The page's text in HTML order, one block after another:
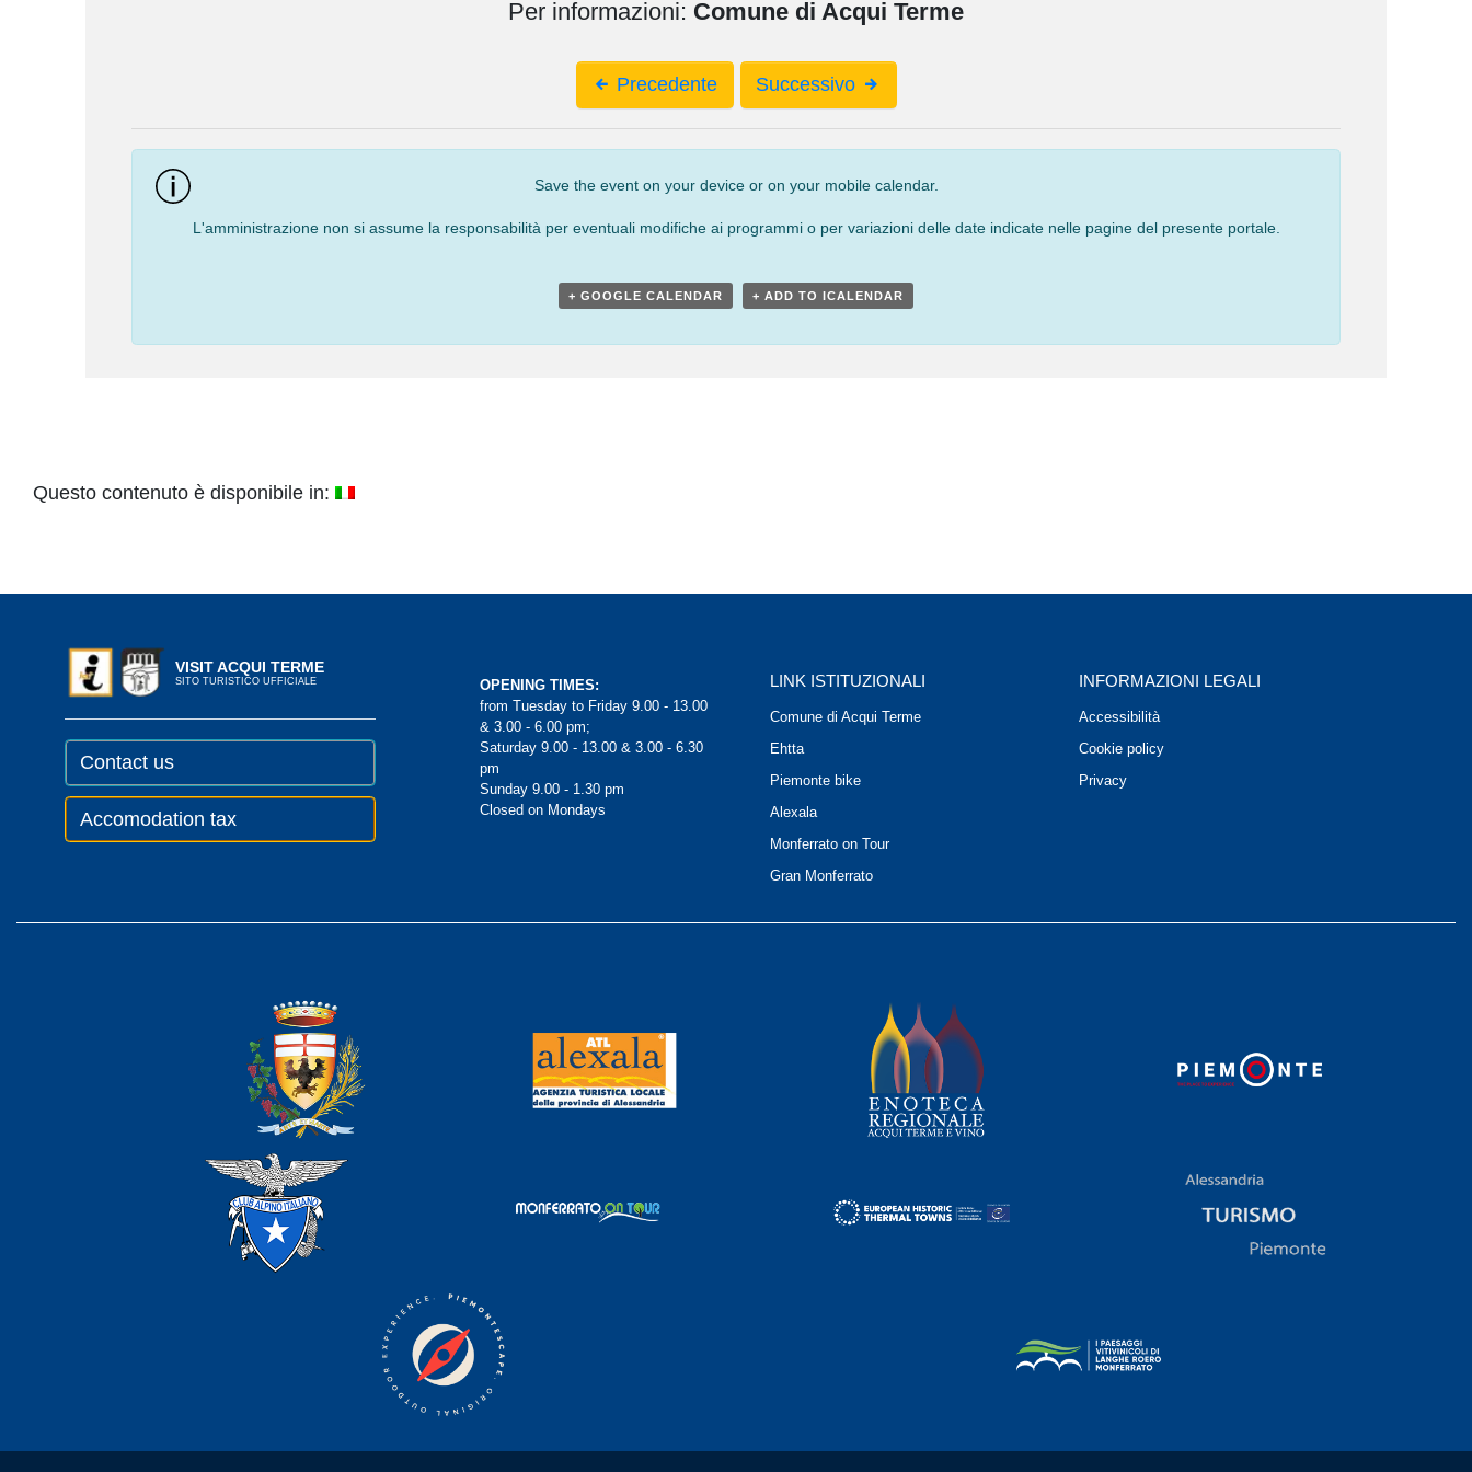
Per informazioni: Comune di Acqui Terme
Navigation
Precedente Successivo
Save the event on your device or on your mobile calendar.
L'amministrazione non si assume la responsabilità per eventuali modifiche ai programmi o per variazioni delle date indicate nelle pagine del presente portale.
+ GOOGLE CALENDAR + ADD TO ICALENDAR
Questo contenuto è disponibile in:
VISIT ACQUI TERME
SITO TURISTICO UFFICIALE
Contact us
Accomodation tax
OPENING TIMES:
from Tuesday to Friday 9.00 - 13.00
& 3.00 - 6.00 pm;
Saturday 9.00 - 13.00 & 3.00 - 6.30
pm
Sunday 9.00 - 1.30 pm
Closed on Mondays
LINK ISTITUZIONALI
Comune di Acqui Terme
Ehtta
Piemonte bike
Alexala
Monferrato on Tour
Gran Monferrato
INFORMAZIONI LEGALI
Accessibilità
Cookie policy
Privacy